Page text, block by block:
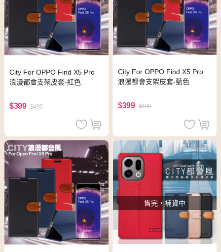
City For OPPO Find X5 Pro
浪漫都會支架皮套-紅色
$399 $499
City For OPPO Find X5 Pro
浪漫都會支架皮套-藍色
$399 $499
售完，補貨中